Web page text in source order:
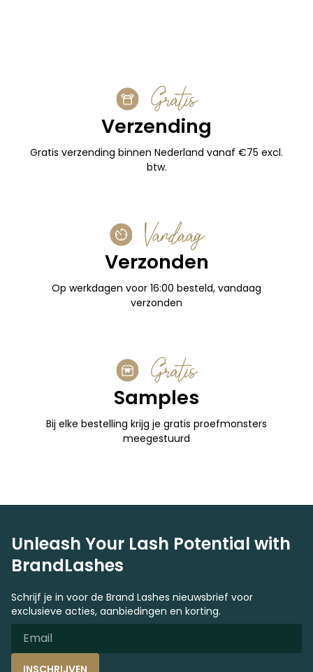
Gratis
Verzending
Gratis verzending binnen Nederland vanaf €75 excl.
btw.
Vandaag
Verzonden
Op werkdagen voor 16:00 besteld, vandaag
verzonden
Gratis
Samples
Bij elke bestelling krijg je gratis proefmonsters
meegestuurd
Unleash Your Lash Potential with
BrandLashes
Schrijf je in voor de Brand Lashes nieuwsbrief voor
exclusieve acties, aanbiedingen en korting.
INSCHRIJVEN